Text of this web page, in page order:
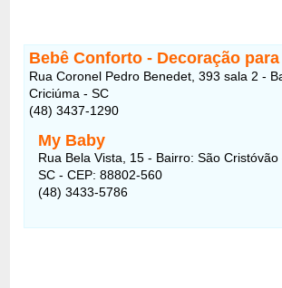
Bebê Conforto - Decoração
Rua Coronel Pedro Benedet, 393 sala 2 -
Criciúma - SC
(48) 3437-1290
My Baby
Rua Bela Vista, 15 - Bairro: São
SC - CEP: 88802-560
(48) 3433-5786